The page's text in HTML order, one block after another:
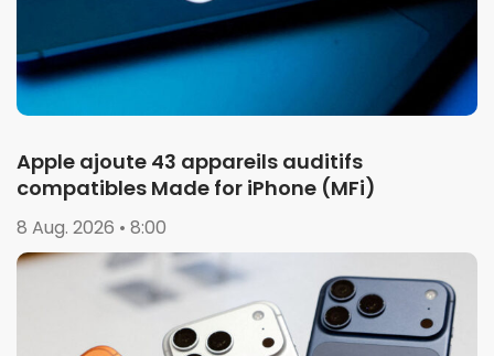
Apple ajoute 43 appareils auditifs
compatibles Made for iPhone (MFi)
8 Aug. 2026 • 8:00